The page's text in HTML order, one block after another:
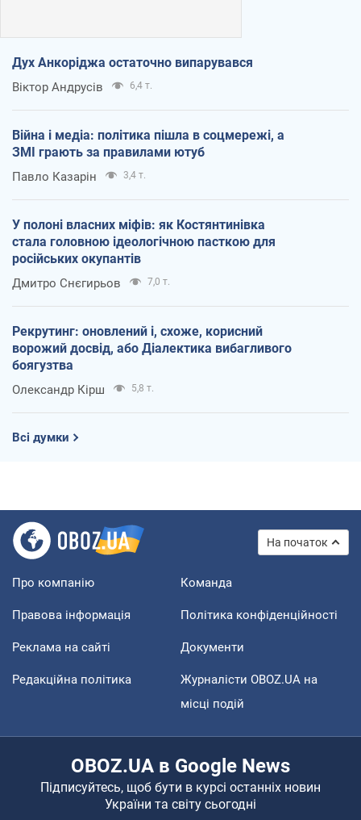
Дух Анкоріджа остаточно випарувався
Віктор Андрусів 6,4 т.
Війна і медіа: політика пішла в соцмережі, а
ЗМІ грають за правилами ютуб
Павло Казарін 3,4 т.
У полоні власних міфів: як Костянтинівка
стала головною ідеологічною пасткою для
російських окупантів
Дмитро Снєгирьов 7,0 т.
Рекрутинг: оновлений і, схоже, корисний
ворожий досвід, або Діалектика вибагливого
боягузтва
Олександр Кірш 5,8 т.
Всі думки
На початок
Про компанію Команда
Правова інформація Політика конфіденційності
Реклама на сайті Документи
Редакційна політика
Журналісти OBOZ.UA на
місці подій
OBOZ.UA в Google News
Підписуйтесь, щоб бути в курсі останніх новин
України та світу сьогодні